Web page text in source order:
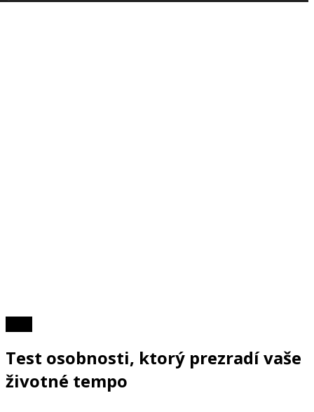
Test osobnosti, ktorý prezradí vaše
životné tempo